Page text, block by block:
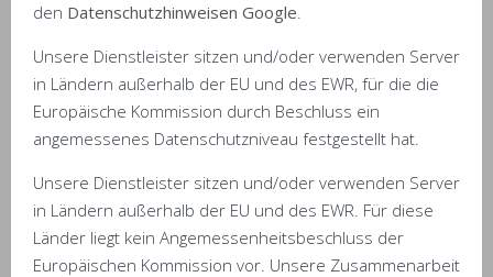
den Datenschutzhinweisen Google.
Unsere Dienstleister sitzen und/oder verwenden Server
in Ländern außerhalb der EU und des EWR, für die die
Europäische Kommission durch Beschluss ein
angemessenes Datenschutzniveau festgestellt hat.
Unsere Dienstleister sitzen und/oder verwenden Server
in Ländern außerhalb der EU und des EWR. Für diese
Länder liegt kein Angemessenheitsbeschluss der
Europäischen Kommission vor. Unsere Zusammenarbeit